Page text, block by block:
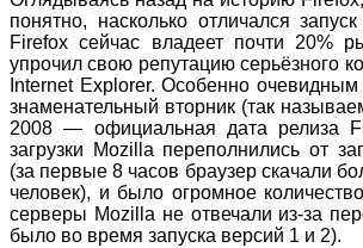
понятно, насколько отличался
Firefox сейчас владеет почти 20%
упрочил свою репутацию серьёзного
Internet Explorer. Особенно очевидным
знаменательный вторник (так
2008 — официальная дата релиза
загрузки Mozilla переполнились от
(за первые 8 часов браузер скачали
человек), и было огромное
серверы Mozilla не отвечали из-за
было во время запуска версий 1 и 2).